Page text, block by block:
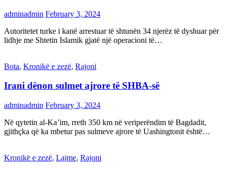
adminadmin February 3, 2024
Autoritetet turke i kanë arrestuar të shtunën 34 njerëz të dyshuar për
lidhje me Shtetin Islamik gjatë një operacioni të…
Bota, Kronikë e zezë, Rajoni
Irani dënon sulmet ajrore të SHBA-së
adminadmin February 3, 2024
Në qytetin al-Ka’im, rreth 350 km në veriperëndim të Bagdadit,
gjithçka që ka mbetur pas sulmeve ajrore të Uashingtonit është…
Kronikë e zezë, Lajme, Rajoni